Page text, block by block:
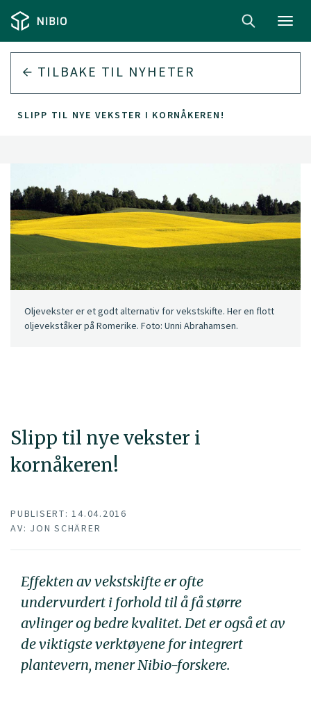
TILBAKE TIL NYHETER
SLIPP TIL NYE VEKSTER I KORNÅKEREN!
Slipp til nye vekster i
kornåkeren!
Oljevekster er et godt alternativ for vekstskifte. Her en flott
oljevekståker på Romerike. Foto: Unni Abrahamsen.
PUBLISERT: 14.04.2016
AV: JON SCHÄRER
Effekten av vekstskifte er ofte
undervurdert i forhold til å få større
avlinger og bedre kvalitet. Det er også et av
de viktigste verktøyene for integrert
plantevern, mener Nibio-forskere.